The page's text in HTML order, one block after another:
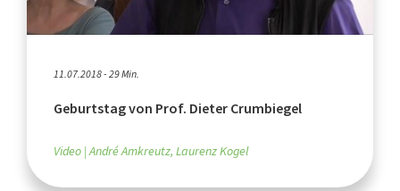
11.07.2018 - 29 Min.
Geburtstag von Prof. Dieter Crumbiegel
Video André Amkreutz, Laurenz Kogel